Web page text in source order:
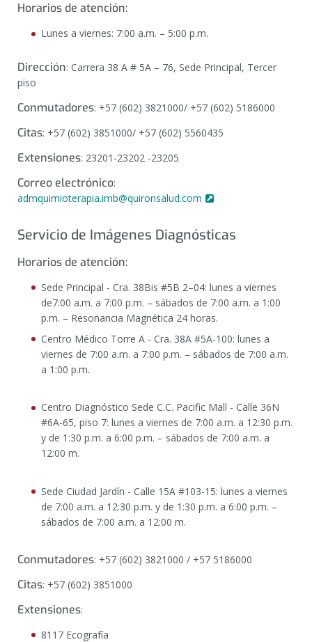
Horarios de atención:
Lunes a viernes: 7:00 a.m. – 5:00 p.m.
Dirección: Carrera 38 A # 5A – 76, Sede Principal, Tercer
piso
Conmutadores: +57 (602) 3821000/ +57 (602) 5186000
Citas: +57 (602) 3851000/ +57 (602) 5560435
Extensiones: 23201-23202 -23205
Correo electrónico:
admquimioterapia.imb@quironsalud.com
Servicio de Imágenes Diagnósticas
Horarios de atención:
Sede Principal - Cra. 38Bis #5B 2–04: lunes a viernes
de7:00 a.m. a 7:00 p.m. – sábados de 7:00 a.m. a 1:00
p.m. – Resonancia Magnética 24 horas.
Centro Médico Torre A - Cra. 38A #5A-100: lunes a
viernes de 7:00 a.m. a 7:00 p.m. – sábados de 7:00 a.m.
a 1:00 p.m.
Centro Diagnóstico Sede C.C. Pacific Mall - Calle 36N
#6A-65, piso 7: lunes a viernes de 7:00 a.m. a 12:30 p.m.
y de 1:30 p.m. a 6:00 p.m. – sábados de 7:00 a.m. a
12:00 m.
Sede Ciudad Jardín - Calle 15A #103-15: lunes a viernes
de 7:00 a.m. a 12:30 p.m. y de 1:30 p.m. a 6:00 p.m. –
sábados de 7:00 a.m. a 12:00 m.
Conmutadores: +57 (602) 3821000 / +57 5186000
Citas: +57 (602) 3851000
Extensiones:
8117 Ecografía